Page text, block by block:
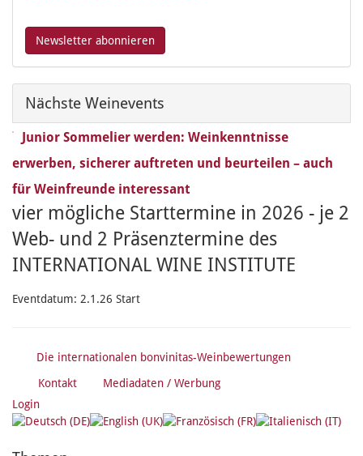
Nächste Weinevents
Junior Sommelier werden: Weinkenntnisse
erwerben, sicherer auftreten und beurteilen – auch
für Weinfreunde interessant
vier mögliche Starttermine in 2026 - je 2
Web- und 2 Präsenztermine des
INTERNATIONAL WINE INSTITUTE
Eventdatum: 2.1.26 Start
Die internationalen bonvinitas-Weinbewertungen
Kontakt
Mediadaten / Werbung
Login